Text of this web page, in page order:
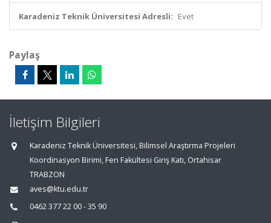
Karadeniz Teknik Üniversitesi Adresli: Evet
Paylaş
İletişim Bilgileri
Karadeniz Teknik Üniversitesi, Bilimsel Araştırma Projeleri
Koordinasyon Birimi, Fen Fakültesi Giriş Katı, Ortahisar
TRABZON
aves@ktu.edu.tr
0462 377 22 00 - 35 90